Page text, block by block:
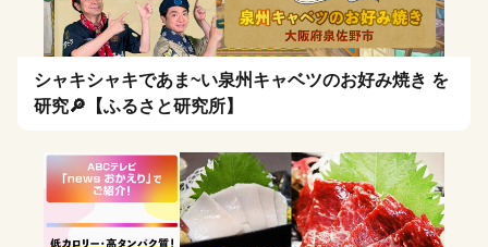
シャキシャキであま~い泉州キャベツのお好み焼き を
研究🔎【ふるさと研究所】